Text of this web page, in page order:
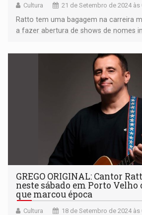
Cultura 21 de Setembro de 2024 às
Ratto tem uma bagagem na carreira
a fazer abertura de shows de nomes
Luciano, Chiclete com Banana, entre
GREGO ORIGINAL: Cantor
neste sábado em Porto
que marcou época
Cultura 18 de Setembro de 2024 às